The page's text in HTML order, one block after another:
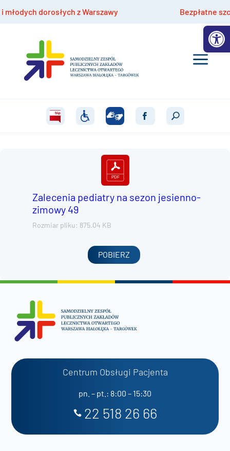
dorosłych z Warszawy Bezpłatne
Zalecenia pediatry na sezon jesienno-
zimowy 49
Rozmiar pliku: 875.04 KB
POBIERZ
Centrum Obsługi Pacjenta
pn. – pt.: 8:00 – 15:30
22 518 26 66